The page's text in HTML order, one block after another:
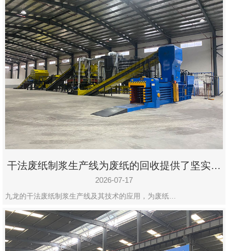
频
现
场
方
案
动
态联
系
郑
州
市
设
有
限
公
干法废纸制浆生产线为废纸的回收提供了坚实的
保障
2026-07-17
九龙的干法废纸制浆生产线及其技术的应用，为废纸…